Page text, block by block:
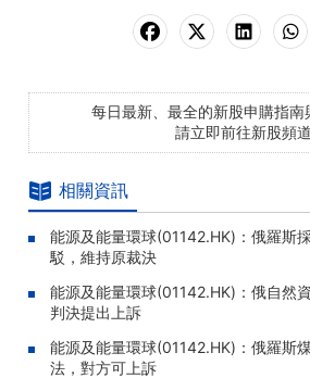
每日最新、最全的新股申購指南
請立即前往新股頻道
相關資訊
能源及能量環球(01142.HK)：俄羅斯
駁，維持原裁決
能源及能量環球(01142.HK)：俄自然
判決提出上訴
能源及能量環球(01142.HK)：俄羅斯
法，對方可上訴